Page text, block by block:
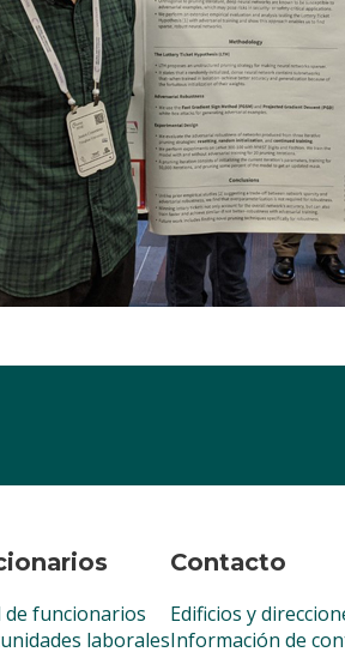
de funcionarios
laborales
Contacto
Edificios y
Información de